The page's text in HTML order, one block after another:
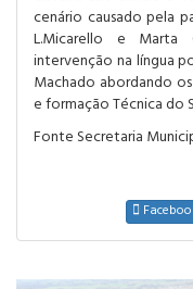
cenário causado pela
L.Micarello e Marta
intervenção na língua
Machado abordando
e formação Técnica do
Fonte Secretaria